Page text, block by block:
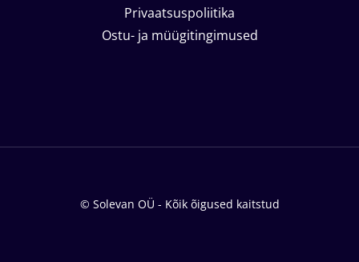
Privaatsuspoliitika
Ostu- ja müügitingimused
© Solevan OÜ - Kõik õigused kaitstud